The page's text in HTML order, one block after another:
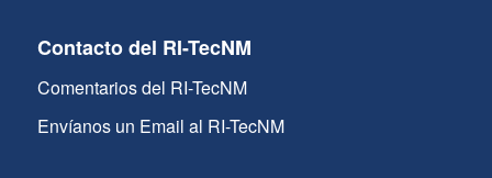
Contacto del RI-TecNM
Comentarios del RI-TecNM
Envíanos un Email al RI-TecNM